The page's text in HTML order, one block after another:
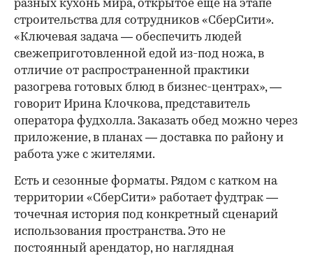
разных кухонь мира, открытое еще на этапе
строительства для сотрудников «СберСити».
«Ключевая задача — обеспечить людей
свежеприготовленной едой из-под ножа, в
отличие от распространенной практики
разогрева готовых блюд в бизнес-центрах», —
говорит Ирина Клочкова, представитель
оператора фудхолла. Заказать обед можно через
приложение, в планах — доставка по району и
работа уже с жителями.
Есть и сезонные форматы. Рядом с катком на
территории «СберСити» работает фудтрак —
точечная история под конкретный сценарий
использования пространства. Это не
постоянный арендатор, но наглядная